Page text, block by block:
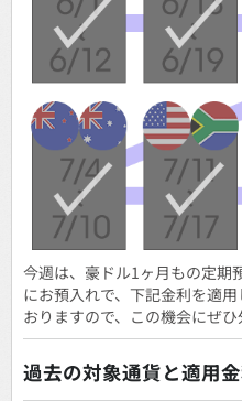
今週は、豪ドル1ヶ月もの定期
にお預入れで、下記金利を適
おりますので、この機会にぜ
過去の対象通貨と適用